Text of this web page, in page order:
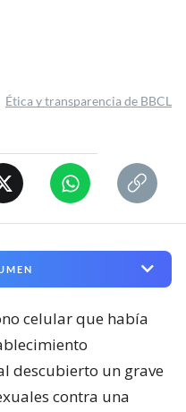
Ética y transparencia de BBCL
celular que había
descubierto un grave
contra una